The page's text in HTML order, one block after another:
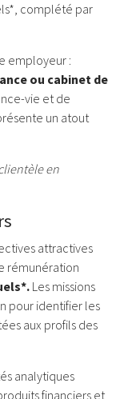
complété par
employeur :
ou cabinet de
vie et de
un atout
en
attractives
rémunération
Les missions
pour identifier les
aux profils des
analytiques
financiers et